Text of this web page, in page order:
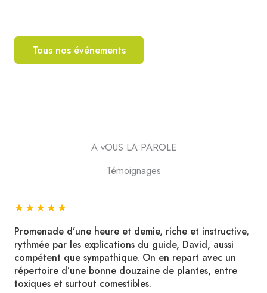
Tous nos événements
A vOUS LA PAROLE
Témoignages
★★★★★
Promenade d’une heure et demie, riche et instructive,
rythmée par les explications du guide, David, aussi
compétent que sympathique. On en repart avec un
répertoire d’une bonne douzaine de plantes, entre
toxiques et surtout comestibles.